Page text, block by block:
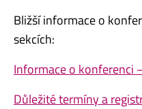
Bližší informace o
sekcích:
Informace o konferenci
Důležité termíny a